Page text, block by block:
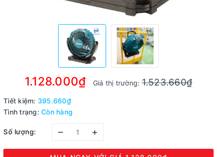
1.128.000₫ Giá thị trường:1.523.660₫
Tiết kiệm: 395.660₫
Tình trạng: Còn hàng
Số lượng: – +